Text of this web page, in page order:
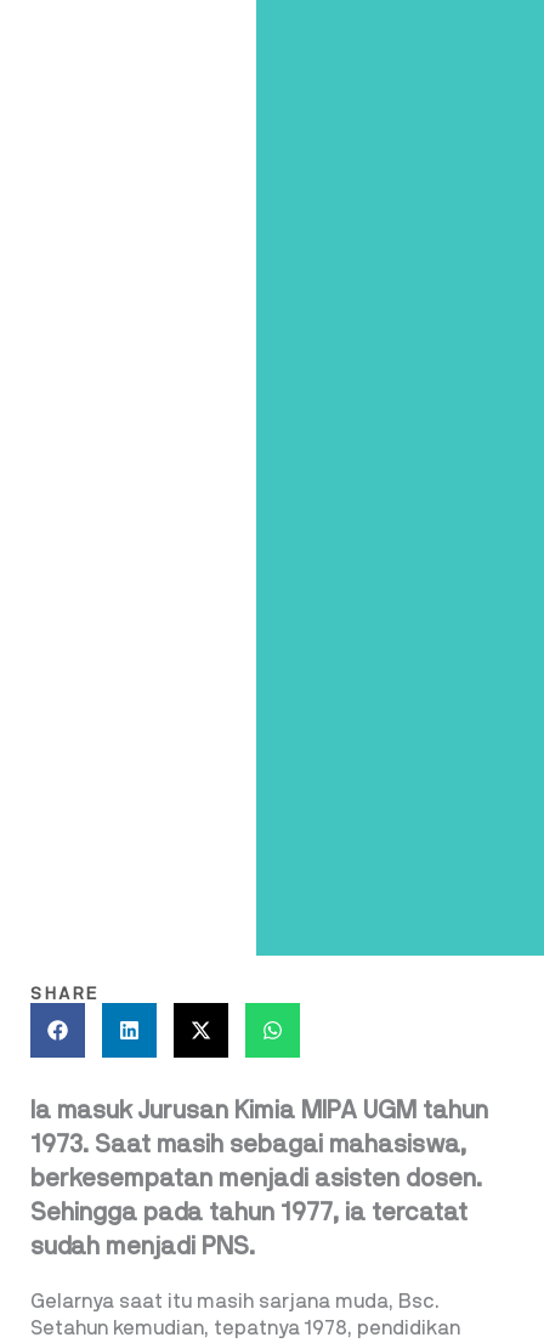
SHARE
Ia masuk Jurusan Kimia MIPA UGM tahun
1973. Saat masih sebagai mahasiswa,
berkesempatan menjadi asisten dosen.
Sehingga pada tahun 1977, ia tercatat
sudah menjadi PNS.
Gelarnya saat itu masih sarjana muda, Bsc.
Setahun kemudian, tepatnya 1978, pendidikan